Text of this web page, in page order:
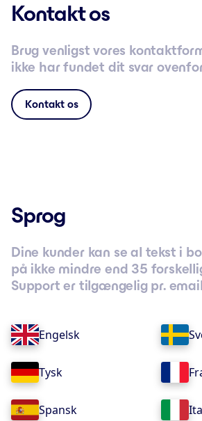
Kontakt os
Brug venligst vores
ikke har fundet dit svar
Kontakt os
Sprog
Dine kunder kan se al tekst i
på ikke mindre end 35
Support er tilgængelig pr.
Engelsk
Tysk
Spansk